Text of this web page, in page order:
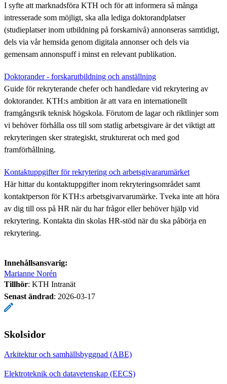
I syfte att marknadsföra KTH och för att informera så många
intresserade som möjligt, ska alla lediga doktorandplatser
(studieplatser inom utbildning på forskarnivå) annonseras samtidigt,
dels via vår hemsida genom digitala annonser och dels via
gemensam annonspuff i minst en relevant publikation.
Doktorander - forskarutbildning och anställning
Guide för rekryterande chefer och handledare vid rekrytering av
doktorander. KTH:s ambition är att vara en internationellt
framgångsrik teknisk högskola. Förutom de lagar och riktlinjer som
vi behöver förhålla oss till som statlig arbetsgivare är det viktigt att
rekryteringen sker strategiskt, strukturerat och med god
framförhållning.
Kontaktuppgifter för rekrytering och arbetsgivararumärket
Här hittar du kontaktuppgifter inom rekryteringsområdet samt
kontaktperson för KTH:s arbetsgivarvarumärke. Tveka inte att höra
av dig till oss på HR när du har frågor eller behöver hjälp vid
rekrytering. Kontakta din skolas HR-stöd när du ska påbörja en
rekrytering.
Innehållsansvarig:
Marianne Norén
Tillhör: KTH Intranät
Senast ändrad: 2026-03-17
Skolsidor
Arkitektur och samhällsbyggnad (ABE)
Elektroteknik och datavetenskap (EECS)